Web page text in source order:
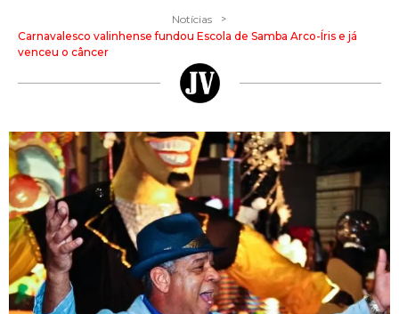
Notícias >
Carnavalesco valinhense fundou Escola de Samba Arco-Íris e já
venceu o câncer